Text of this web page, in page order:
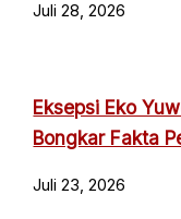
Juli 28, 2026
Eksepsi Eko
Bongkar Fakta
Juli 23, 2026